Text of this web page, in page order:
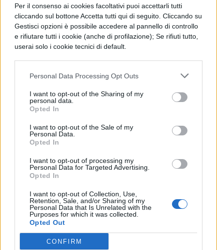
Per il consenso ai cookies facoltativi puoi accettarli tutti
cliccando sul bottone Accetta tutti qui di seguito. Cliccando su
Gestisci opzioni è possibile accedere al pannello di controllo
e rifiutare tutti i cookie (anche di profilazione); Se rifiuti tutto,
userai solo i cookie tecnici di default.
Personal Data Processing Opt Outs
I want to opt-out of the Sharing of my
personal data.
Opted In
I want to opt-out of the Sale of my
Personal Data.
Opted In
I want to opt-out of processing my
Personal Data for Targeted Advertising.
Opted In
I want to opt-out of Collection, Use,
Retention, Sale, and/or Sharing of my
Personal Data that Is Unrelated with the
Purposes for which it was collected.
Opted Out
CONFIRM
La tua email sarà utilizzata per comunicarti se qualcuno risponde al tuo commento e non
informativa privacy. Pubblicando questo commento dai il consenso affinché un cookie
salvi i tuoi dati (nome, email) per il prossimo commento.
Acconsento all'uso dei miei dati da parte di terzi per finalità di
marketing diretto con modalità automatizzate o tradizionali
CONFERMA E PUBBLICAcollegamenti per un
percorso alla Maturità
MATURITÀ
collegamenti per la
Maturità